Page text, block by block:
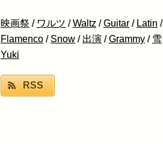
映画祭 / ワルツ /Waltz /Guitar / Latin /
Flamenco /Snow / 出演 /Grammy / 雪
Yuki
RSS